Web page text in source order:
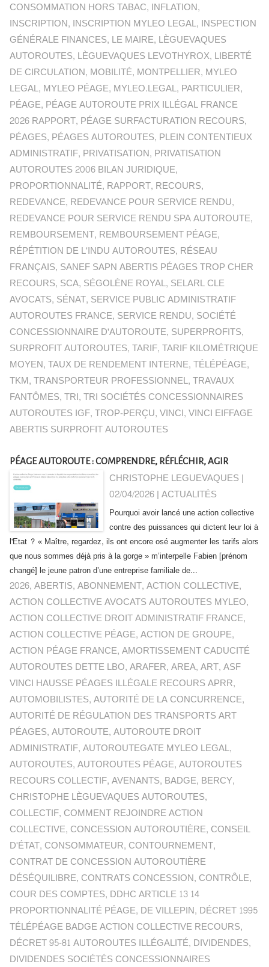
CONSOMMATION HORS TABAC, INFLATION,
INSCRIPTION, INSCRIPTION MYLEO LEGAL, INSPECTION
GÉNÉRALE FINANCES, LE MAIRE, LÈGUEVAQUES
AUTOROUTES, LÈGUEVAQUES LEVOTHYROX, LIBERTÉ
DE CIRCULATION, MOBILITÉ, MONTPELLIER, MYLEO
LEGAL, MYLEO PÉAGE, MYLEO.LEGAL, PARTICULIER,
PÉAGE, PÉAGE AUTOROUTE PRIX ILLÉGAL FRANCE
2026 RAPPORT, PÉAGE SURFACTURATION RECOURS,
PÉAGES, PÉAGES AUTOROUTES, PLEIN CONTENTIEUX
ADMINISTRATIF, PRIVATISATION, PRIVATISATION
AUTOROUTES 2006 BILAN JURIDIQUE,
PROPORTIONNALITÉ, RAPPORT, RECOURS,
REDEVANCE, REDEVANCE POUR SERVICE RENDU,
REDEVANCE POUR SERVICE RENDU SPA AUTOROUTE,
REMBOURSEMENT, REMBOURSEMENT PÉAGE,
RÉPÉTITION DE L'INDU AUTOROUTES, RÉSEAU
FRANÇAIS, SANEF SAPN ABERTIS PÉAGES TROP CHER
RECOURS, SCA, SÉGOLÈNE ROYAL, SELARL CLE
AVOCATS, SÉNAT, SERVICE PUBLIC ADMINISTRATIF
AUTOROUTES FRANCE, SERVICE RENDU, SOCIÉTÉ
CONCESSIONNAIRE D'AUTOROUTE, SUPERPROFITS,
SURPROFIT AUTOROUTES,TARIF,TARIF KILOMÉTRIQUE
MOYEN,TAUX DE RENDEMENT INTERNE,TÉLÉPÉAGE,
TKM,TRANSPORTEUR PROFESSIONNEL,TRAVAUX
FANTÔMES,TRI,TRI SOCIÉTÉS CONCESSIONNAIRES
AUTOROUTES IGF,TROP-PERÇU,VINCI,VINCI EIFFAGE
ABERTIS SURPROFIT AUTOROUTES
PÉAGE AUTOROUTE : COMPRENDRE, RÉFLÉCHIR, AGIR
CHRISTOPHE LEGUEVAQUES |
02/04/2026|ACTUALITÉS
Pourquoi avoir lancé une action collective
contre des puissances qui dictent leur loi à
l'Etat ? « Maître, regardez, ils ont encore osé augmenter les tarifs alors
que nous sommes déjà pris à la gorge » m’interpelle Fabien [prénom
changé] le jeune patron d’une entreprise familiale de...
2026,ABERTIS,ABONNEMENT,ACTION COLLECTIVE,
ACTION COLLECTIVE AVOCATS AUTOROUTES MYLEO,
ACTION COLLECTIVE DROIT ADMINISTRATIF FRANCE,
ACTION COLLECTIVE PÉAGE,ACTION DE GROUPE,
ACTION PÉAGE FRANCE,AMORTISSEMENT CADUCITÉ
AUTOROUTES DETTE LBO,ARAFER,AREA,ART,ASF
VINCI HAUSSE PÉAGES ILLÉGALE RECOURS APRR,
AUTOMOBILISTES,AUTORITÉ DE LA CONCURRENCE,
AUTORITÉ DE RÉGULATION DES TRANSPORTS ART
PÉAGES,AUTOROUTE,AUTOROUTE DROIT
ADMINISTRATIF,AUTOROUTEGATE MYLEO LEGAL,
AUTOROUTES,AUTOROUTES PÉAGE,AUTOROUTES
RECOURS COLLECTIF,AVENANTS, BADGE, BERCY,
CHRISTOPHE LÈGUEVAQUES AUTOROUTES,
COLLECTIF, COMMENT REJOINDRE ACTION
COLLECTIVE, CONCESSION AUTOROUTIÈRE, CONSEIL
D'ÉTAT, CONSOMMATEUR, CONTOURNEMENT,
CONTRAT DE CONCESSION AUTOROUTIÈRE
DÉSÉQUILIBRE, CONTRATS CONCESSION, CONTRÔLE,
COUR DES COMPTES, DDHC ARTICLE 13 14
PROPORTIONNALITÉ PÉAGE, DE VILLEPIN, DÉCRET 1995
TÉLÉPÉAGE BADGE ACTION COLLECTIVE RECOURS,
DÉCRET 95-81 AUTOROUTES ILLÉGALITÉ, DIVIDENDES,
DIVIDENDES SOCIÉTÉS CONCESSIONNAIRES